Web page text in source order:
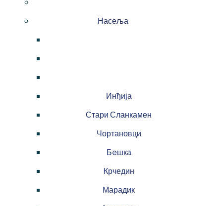
Насеља
Инђија
Стари Сланкамен
Чортановци
Бeшка
Крчедин
Марадик